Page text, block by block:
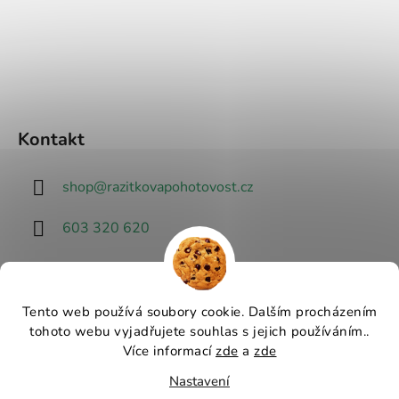
Tento web používá soubory cookie. Dalším procházením
tohoto webu vyjadřujete souhlas s jejich používáním..
Více informací zde a zde
Nastavení
Kontakt
shop@razitkovapohotovost.cz
603 320 620
Návrhář designu